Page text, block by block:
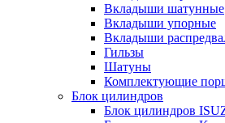
Вкладыши шатунные
Вкладыши упорные
Вкладыши
Гильзы
Шатуны
Комплектующие
Блок цилиндров
Блок цилиндров